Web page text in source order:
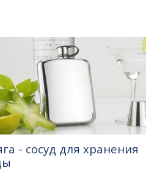
- сосуд для хранения